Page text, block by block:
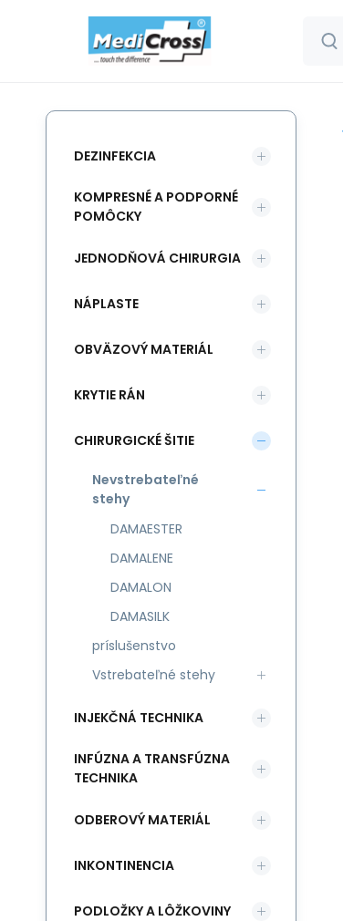
DEZINFEKCIA
KOMPRESNÉ A PODPORNÉ
POMÔCKY
JEDNODŇOVÁ CHIRURGIA
NÁPLASTE
OBVÄZOVÝ MATERIÁL
KRYTIE RÁN
CHIRURGICKÉ ŠITIE
Nevstrebateľné
stehy
DAMAESTER
DAMALENE
DAMALON
DAMASILK
príslušenstvo
Vstrebateľné stehy
INJEKČNÁ TECHNIKA
INFÚZNA A TRANSFÚZNA
TECHNIKA
ODBEROVÝ MATERIÁL
INKONTINENCIA
PODLOŽKY A LÔŽKOVINY